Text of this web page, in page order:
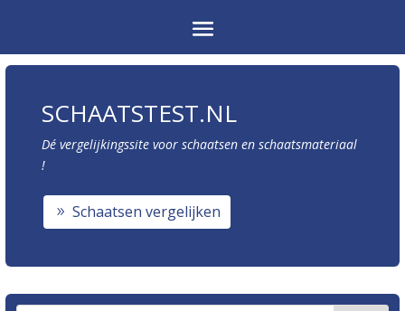
SCHAATSTEST.NL
Dé vergelijkingssite voor schaatsen en schaatsmateriaal
!
Schaatsen vergelijken